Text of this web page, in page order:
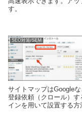
す。
SEO対策/SEM
サイトマップはGoogle
登録依頼（クロール）
インを用いて設置する方